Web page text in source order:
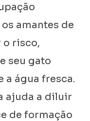
amantes de
o risco,
seu gato
a água fresca.
ajuda a diluir
de formação